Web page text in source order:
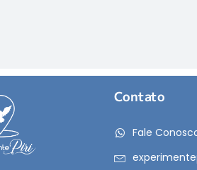
Contato
Fale